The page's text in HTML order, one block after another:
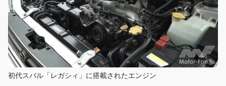
初代スバル「レガシィ」に搭載されたエンジン